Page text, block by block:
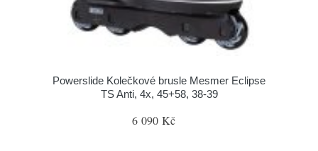
Powerslide Kolečkové brusle Mesmer Eclipse
TS Anti, 4x, 45+58, 38-39
6 090 Kč